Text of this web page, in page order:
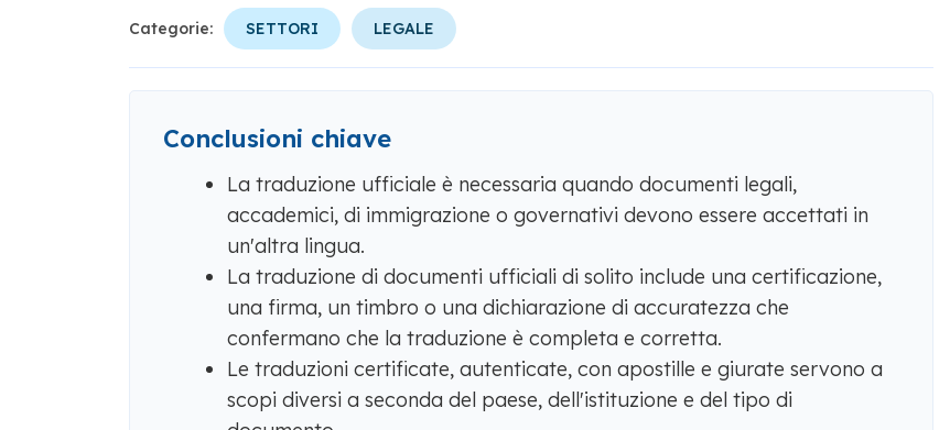
Categorie: SETTORI LEGALE
Conclusioni chiave
La traduzione ufficiale è necessaria quando documenti legali,
accademici, di immigrazione o governativi devono essere accettati in
un'altra lingua.
La traduzione di documenti ufficiali di solito include una certificazione,
una firma, un timbro o una dichiarazione di accuratezza che
confermano che la traduzione è completa e corretta.
Le traduzioni certificate, autenticate, con apostille e giurate servono a
scopi diversi a seconda del paese, dell'istituzione e del tipo di